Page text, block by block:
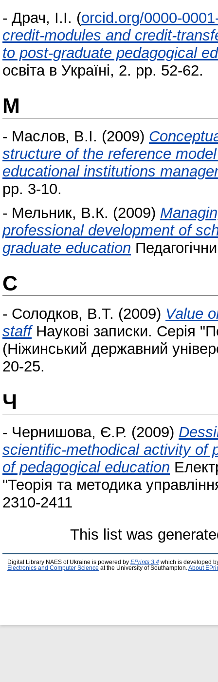
- Драч, І.І. (orcid.org/0000-
credit-modules and credit-
to post-graduate pedagogical
освіта в Україні, 2. pp. 52-62.
М
- Маслов, В.І. (2009)
structure of the reference
educational institutions
pp. 3-10.
- Мельник, В.К. (2009)
professional development of
graduate education
С
- Солодков, В.Т. (2009) Value
staffНаукові записки. Серія
(Ніжинський державний
20-25.
Ч
- Чернишова, Є.Р. (2009)
scientific-methodical activity of
of pedagogical education
"Теорія та методика
2310-2411
This list was
Digital Library NAES of Ukraine is powered by EPrints 3.4 which is developed
Electronics and Computer Science at the University of Southampton.About